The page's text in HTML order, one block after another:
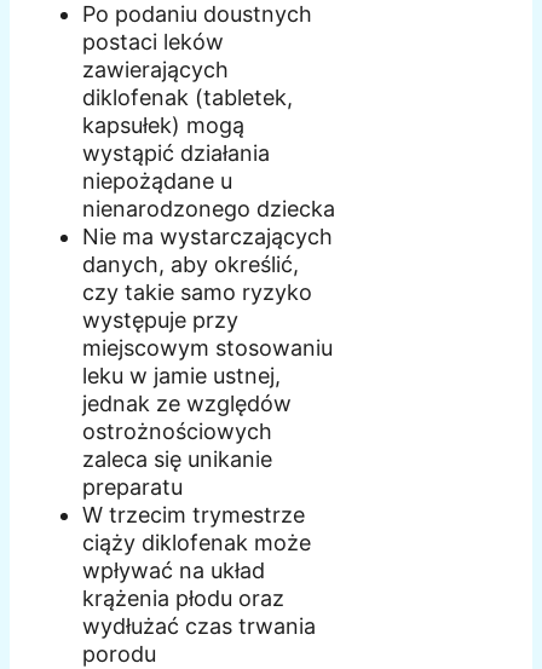
Po podaniu doustnych
postaci leków
zawierających
diklofenak (tabletek,
kapsułek) mogą
wystąpić działania
niepożądane u
nienarodzonego dziecka
Nie ma wystarczających
danych, aby określić,
czy takie samo ryzyko
występuje przy
miejscowym stosowaniu
leku w jamie ustnej,
jednak ze względów
ostrożnościowych
zaleca się unikanie
preparatu
W trzecim trymestrze
ciąży diklofenak może
wpływać na układ
krążenia płodu oraz
wydłużać czas trwania
porodu